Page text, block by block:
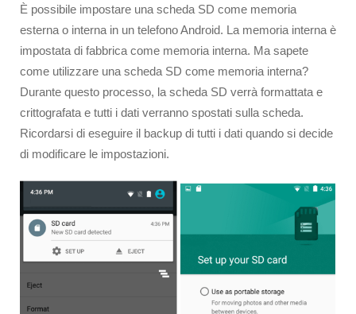
È possibile impostare una scheda SD come memoria
esterna o interna in un telefono Android. La memoria interna è
impostata di fabbrica come memoria interna. Ma sapete
come utilizzare una scheda SD come memoria interna?
Durante questo processo, la scheda SD verrà formattata e
crittografata e tutti i dati verranno spostati sulla scheda.
Ricordarsi di eseguire il backup di tutti i dati quando si decide
di modificare le impostazioni.